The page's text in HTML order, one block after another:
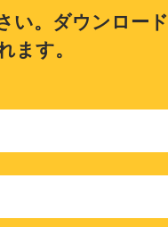
い。ダウンロード
ます。